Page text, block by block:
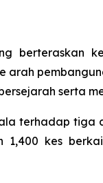
serta
terhadap tiga
kes